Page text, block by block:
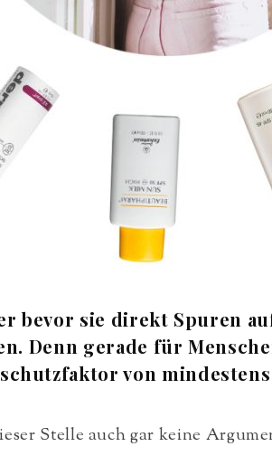
bevor sie direkt Spuren
Denn gerade für
von
Stelle auch gar keine